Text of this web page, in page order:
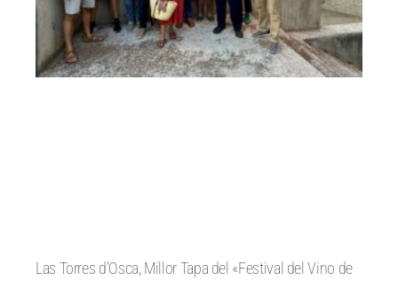
Las Torres d’Osca, Millor Tapa del «Festival del Vino de